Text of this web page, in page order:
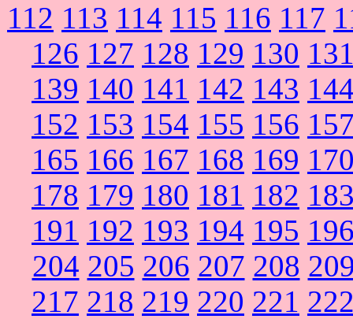
112 113 114 115 116 117
126 127 128 129 130
139 140 141 142 143
152 153 154 155 156
165 166 167 168 169
178 179 180 181 182
191 192 193 194 195
204 205 206 207 208
217 218 219 220 221